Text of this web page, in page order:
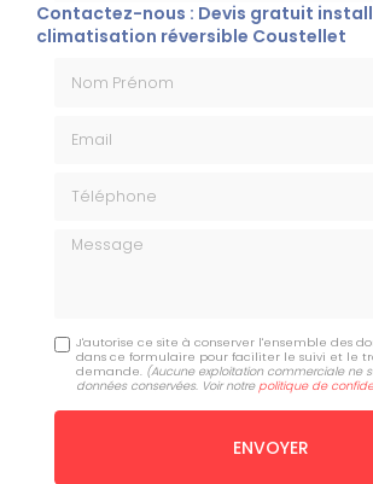
Contactez-nous : Devis gratuit
climatisation réversible Coustellet
Message
J'autorise ce site à conserver l'ensemble des
dans ce formulaire pour faciliter le suivi et le
demande. (Aucune exploitation commerciale ne
données conservées. Voir notre politique de